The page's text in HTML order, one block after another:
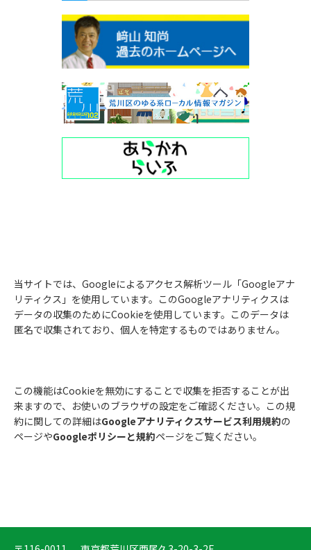
当サイトでは、Googleによるアクセス解析ツール「Googleアナ
リティクス」を使用しています。このGoogleアナリティクスは
データの収集のためにCookieを使用しています。このデータは
匿名で収集されており、個人を特定するものではありません。
この機能はCookieを無効にすることで収集を拒否することが出
来ますので、お使いのブラウザの設定をご確認ください。この規
約に関しての詳細はGoogleアナリティクスサービス利用規約の
ページやGoogleポリシーと規約ページをご覧ください。